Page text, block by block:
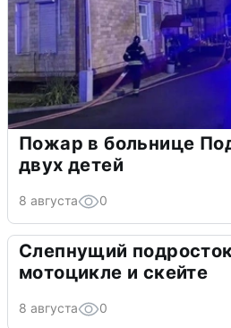
Пожар в больнице
двух детей
8 августа 0
Слепнущий
мотоцикле и скейте
8 августа 0